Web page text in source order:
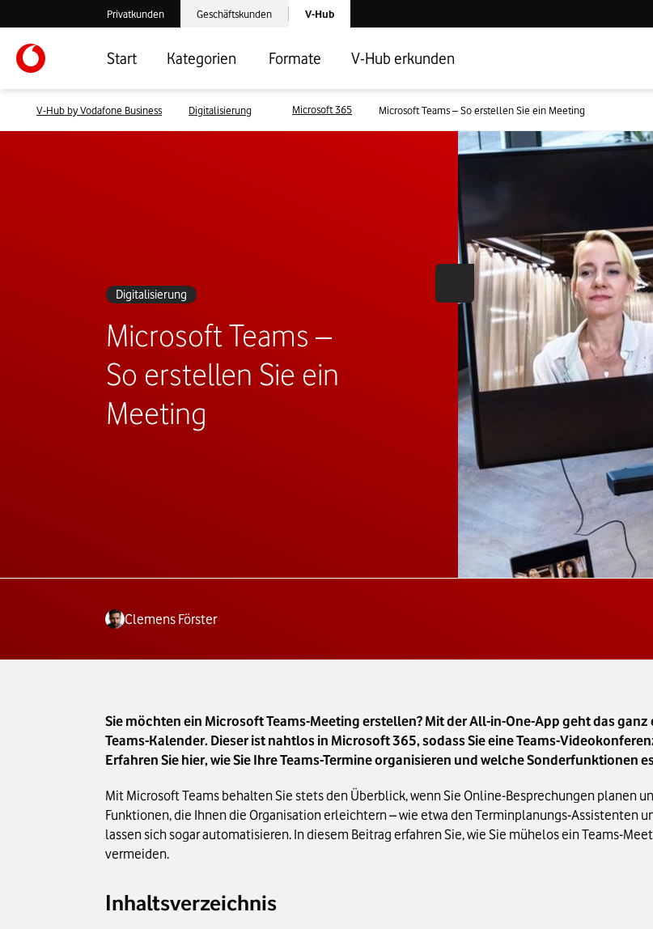
Verlassen der V-Hub Webseite: Zum Privatkundenbereich
Privatkunden Verlassen der V-Hub Webseite: Zum Geschäftskundenbereich
Geschäftskunden Laden der V-Hub Startseite
V-Hub
Start Kategorien Formate V-Hub erkunden
V-Hub by Vodafone Business Digitalisierung Microsoft 365 Microsoft Teams – So erstellen Sie ein Meeting
Digitalisierung
Microsoft Teams –
So erstellen Sie ein
Meeting
Clemens Förster
Sie möchten ein Microsoft Teams-Meeting erstellen? Mit der All-in-One-App geht das
Teams-Kalender. Dieser ist nahtlos in Microsoft 365, sodass Sie eine Teams-
Erfahren Sie hier, wie Sie Ihre Teams-Termine organisieren und welche Sonderfunktionen
Mit Microsoft Teams behalten Sie stets den Überblick, wenn Sie Online-Besprechungen planen
Funktionen, die Ihnen die Organisation erleichtern – wie etwa den Terminplanungs-Assistenten
lassen sich sogar automatisieren. In diesem Beitrag erfahren Sie, wie Sie mühelos ein Teams-
vermeiden.
Inhaltsverzeichnis